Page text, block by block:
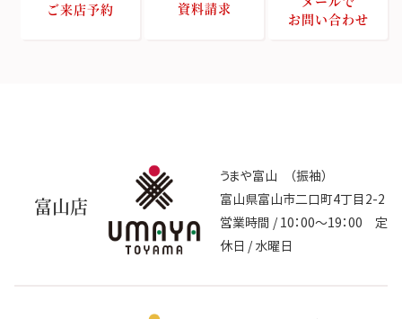
ご来店予約 資料請求
お問い合わせ
富山店
うまや富山 （振袖）
富山県富山市二口町4丁目2-2
営業時間 / 10：00～19：00 定
休日 / 水曜日